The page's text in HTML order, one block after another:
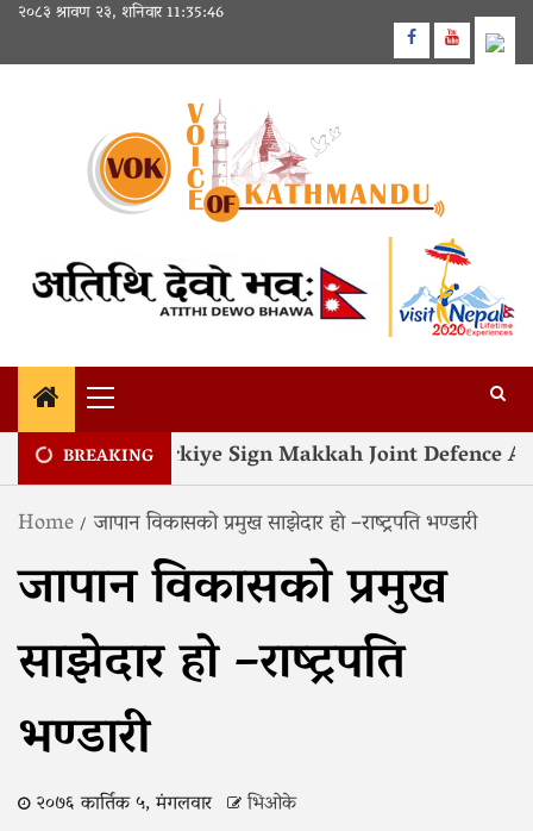
Skip
content
२०८३ श्रावण २३, शनिवार11:35:46
Facebook
Youtube
Primary
Menu
BREAKING
and Türkiye Sign Makkah Joint Defence
Home जापान विकासको प्रमुख साझेदार हाे –राष्ट्रपति भण्डारी
जापान विकासको प्रमुख
साझेदार हाे –राष्ट्रपति
भण्डारी
२०७६ कार्तिक ५, मंगलवार भिओके